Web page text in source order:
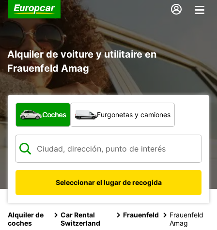
Alquiler de voiture y utilitaire en
Frauenfeld Amag
¿Qué tipo de vehículo?
Coches Furgonetas y camiones
Seleccionar el lugar de recogida
Alquiler de
coches
Car Rental
Switzerland
Frauenfeld
Frauenfeld
Amag